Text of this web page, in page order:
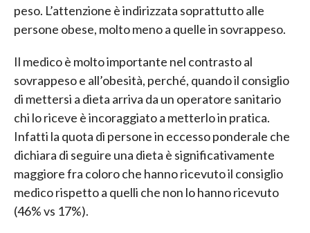
peso. L’attenzione è indirizzata soprattutto alle
persone obese, molto meno a quelle in sovrappeso.
Il medico è molto importante nel contrasto al
sovrappeso e all’obesità, perché, quando il consiglio
di mettersi a dieta arriva da un operatore sanitario
chi lo riceve è incoraggiato a metterlo in pratica.
Infatti la quota di persone in eccesso ponderale che
dichiara di seguire una dieta è significativamente
maggiore fra coloro che hanno ricevuto il consiglio
medico rispetto a quelli che non lo hanno ricevuto
(46% vs 17%).